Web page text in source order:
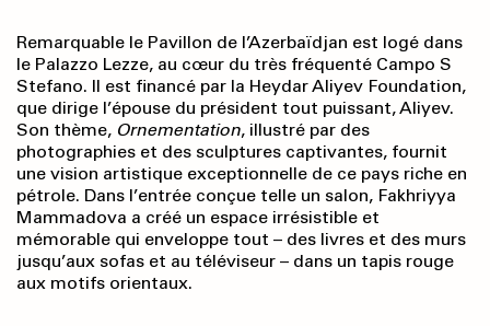
Remarquable le Pavillon de l’Azerbaïdjan est logé dans
le Palazzo Lezze, au cœur du très fréquenté Campo S
Stefano. Il est financé par la Heydar Aliyev Foundation,
que dirige l’épouse du président tout puissant, Aliyev.
Son thème, Ornementation, illustré par des
photographies et des sculptures captivantes, fournit
une vision artistique exceptionnelle de ce pays riche en
pétrole. Dans l’entrée conçue telle un salon, Fakhriyya
Mammadova a créé un espace irrésistible et
mémorable qui enveloppe tout – des livres et des murs
jusqu’aux sofas et au téléviseur – dans un tapis rouge
aux motifs orientaux.